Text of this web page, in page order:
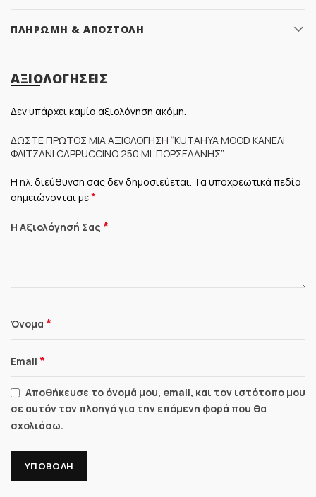
ΠΛΗΡΩΜΉ & ΑΠΟΣΤΟΛΉ
ΑΞΙΟΛΟΓΉΣΕΙΣ
Δεν υπάρχει καμία αξιολόγηση ακόμη.
ΔΏΣΤΕ ΠΡΏΤΟΣ ΜΊΑ ΑΞΙΟΛΌΓΗΣΗ “KUTAHYA MOOD ΚΑΝΕΛΊ
ΦΛΙΤΖΆΝΙ CAPPUCCINO 250 ML ΠΟΡΣΕΛΆΝΗΣ”
Η ηλ. διεύθυνση σας δεν δημοσιεύεται. Τα υποχρεωτικά πεδία
σημειώνονται με*
Η Αξιολόγησή Σας *
Όνομα *
Email *
Αποθήκευσε το όνομά μου, email, και τον ιστότοπο μου
σε αυτόν τον πλοηγό για την επόμενη φορά που θα
σχολιάσω.